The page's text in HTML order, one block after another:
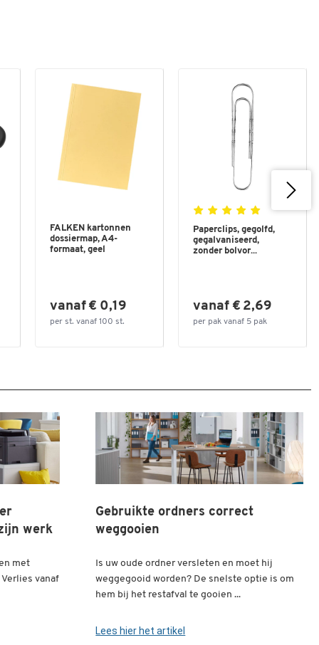
FALKEN kartonnen
dossiermap, A4-
formaat, geel
vanaf € 0,19
per st. vanaf 100 st.
Paperclips, gegolfd,
gegalvaniseerd,
zonder bolvor...
vanaf € 2,69
per pak vanaf 5 pak
werk
met
vanaf
Gebruikte ordners correct
weggooien
Is uw oude ordner versleten en moet hij
weggegooid worden? De snelste optie is om
hem bij het restafval te gooien ...
Lees hier het artikel